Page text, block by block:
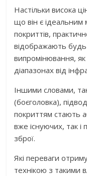
Настільки висока
що він є ідеальним
покриттів,
відображають будь
випромінювання, як
діапазонах від
Іншими словами,
(боєголовка),
покриттям стають
вже існуючих, так і
зброї.
Які переваги
технікою з такими